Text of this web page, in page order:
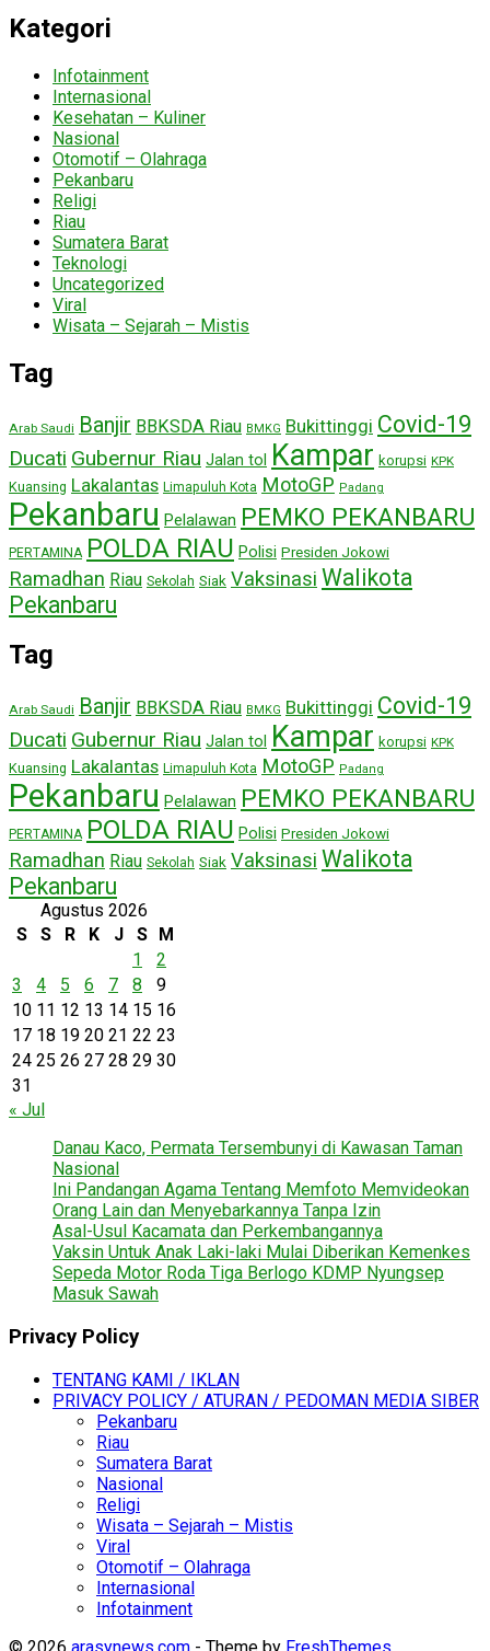
Kategori
Infotainment
Internasional
Kesehatan – Kuliner
Nasional
Otomotif – Olahraga
Pekanbaru
Religi
Riau
Sumatera Barat
Teknologi
Uncategorized
Viral
Wisata – Sejarah – Mistis
Tag
Arab Saudi Banjir BBKSDA Riau BMKG Bukittinggi Covid-19
Ducati Gubernur Riau Jalan tol Kampar korupsi KPK
Kuansing Lakalantas Limapuluh Kota MotoGP Padang
Pekanbaru Pelalawan PEMKO PEKANBARU
PERTAMINA POLDA RIAU Polisi Presiden Jokowi
Ramadhan Riau Sekolah Siak Vaksinasi Walikota
Pekanbaru
Tag
Arab Saudi Banjir BBKSDA Riau BMKG Bukittinggi Covid-19
Ducati Gubernur Riau Jalan tol Kampar korupsi KPK
Kuansing Lakalantas Limapuluh Kota MotoGP Padang
Pekanbaru Pelalawan PEMKO PEKANBARU
PERTAMINA POLDA RIAU Polisi Presiden Jokowi
Ramadhan Riau Sekolah Siak Vaksinasi Walikota
Pekanbaru
Agustus 2026
S
S R K J S
M
1
2
3
4 5 6 7 8
9
10 11 12 13 14 15 16
17 18 19 20 21 22 23
24 25 26 27 28 29 30
31
« Jul
Danau Kaco, Permata Tersembunyi di Kawasan Taman
Nasional
Ini Pandangan Agama Tentang Memfoto Memvideokan
Orang Lain dan Menyebarkannya Tanpa Izin
Asal-Usul Kacamata dan Perkembangannya
Vaksin Untuk Anak Laki-laki Mulai Diberikan Kemenkes
Sepeda Motor Roda Tiga Berlogo KDMP Nyungsep
Masuk Sawah
Privacy Policy
TENTANG KAMI / IKLAN
PRIVACY POLICY / ATURAN / PEDOMAN MEDIA SIBER
Pekanbaru
Riau
Sumatera Barat
Nasional
Religi
Wisata – Sejarah – Mistis
Viral
Otomotif – Olahraga
Internasional
Infotainment